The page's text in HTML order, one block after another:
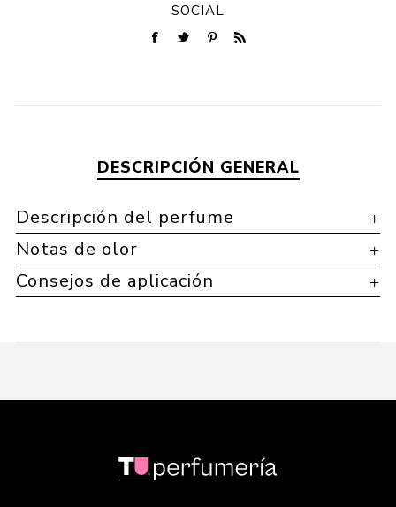
SOCIAL
DESCRIPCIÓN GENERAL
Descripción del perfume
Notas de olor
Consejos de aplicación